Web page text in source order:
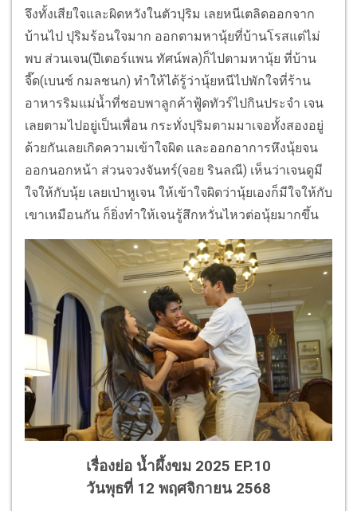
จึงทั้งเสียใจและผิดหวังในตัวปุริม เลยหนีเตลิดออกจาก
บ้านไป ปุริมร้อนใจมาก ออกตามหานุ้ยที่บ้านโรสแต่ไม่
พบ ส่วนเจน(ปีเตอร์แพน ทัศน์พล)ก็ไปตามหานุ้ย ที่บ้าน
จี๊ด(เบนซ์ กมลชนก) ทำให้ได้รู้ว่านุ้ยหนีไปพักใจที่ร้าน
อาหารริมแม่น้ำที่ชอบพาลูกค้าฟู้ดทัวร์ไปกินประจำ เจน
เลยตามไปอยู่เป็นเพื่อน กระทั่งปุริมตามมาเจอทั้งสองอยู่
ด้วยกันเลยเกิดความเข้าใจผิด และออกอาการหึงนุ้ยจน
ออกนอกหน้า ส่วนจวงจันทร์(จอย รินลณี) เห็นว่าเจนดูมี
ใจให้กับนุ้ย เลยเป่าหูเจน ให้เข้าใจผิดว่านุ้ยเองก็มีใจให้กับ
เขาเหมือนกัน ก็ยิ่งทำให้เจนรู้สึกหวั่นไหวต่อนุ้ยมากขึ้น
เรื่องย่อ น้ำผึ้งขม 2025 EP.10
วันพุธที่ 12 พฤศจิกายน 2568